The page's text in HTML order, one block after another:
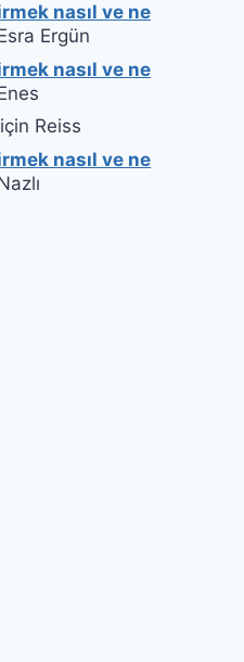
nasıl ve ne
Ergün
nasıl ve ne
için Reiss
nasıl ve ne